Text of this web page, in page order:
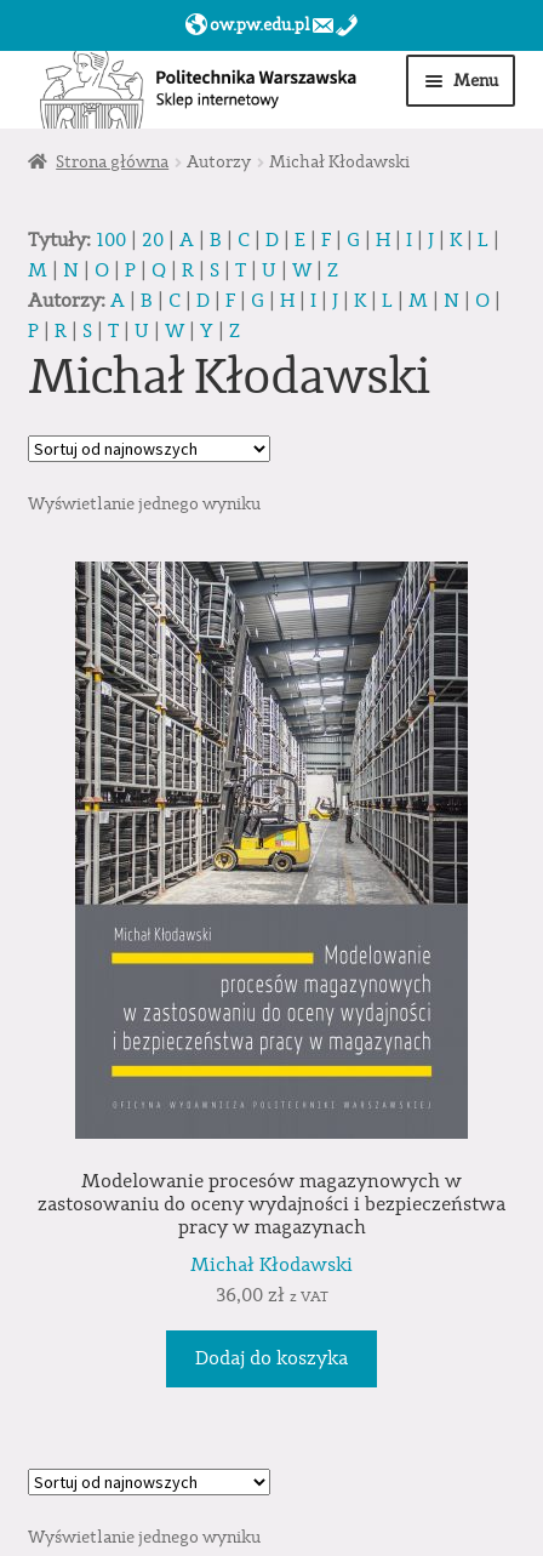
ow.pw.edu.pl
Przejdź
do
nawigacji
Przejdź
do
treści
Menu
Start
Moje konto
Obserwowane
Strona główna Autorzy Michał Kłodawski
Tytuły: 100| 20| A| B C| D| E| F| G H| I| J| K| L|
M| N| O| P| Q| R| S| T| U W| Z
Autorzy: A| B C| D| F| G H| I| J| K| L| M| N| O|
P| R| S| T| U W| Y| Z
Michał Kłodawski
Wyświetlanie jednego wyniku
Modelowanie procesów magazynowych w
zastosowaniu do oceny wydajności i bezpieczeństwa
pracy w magazynach
Michał Kłodawski
36,00 zł z VAT
Dodaj do koszyka
Wyświetlanie jednego wyniku